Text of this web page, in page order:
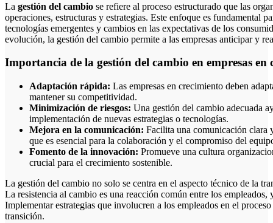
La gestión del cambio se refiere al proceso estructurado que las
operaciones, estructuras y estrategias. Este enfoque es fundamental
tecnologías emergentes y cambios en las expectativas de los
evolución, la gestión del cambio permite a las empresas anticipar y
Importancia de la gestión del cambio en empresas en
Adaptación rápida: Las empresas en crecimiento deben
mantener su competitividad.
Minimización de riesgos: Una gestión del cambio adecuada
implementación de nuevas estrategias o tecnologías.
Mejora en la comunicación: Facilita una comunicación clara
que es esencial para la colaboración y el compromiso del
Fomento de la innovación: Promueve una cultura
crucial para el crecimiento sostenible.
La gestión del cambio no solo se centra en el aspecto técnico de la
La resistencia al cambio es una reacción común entre los empleados,
Implementar estrategias que involucren a los empleados en el
transición.